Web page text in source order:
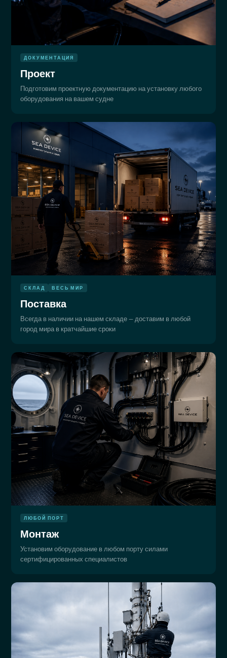
ДОКУМЕНТАЦИЯ
Проект
Подготовим проектную документацию на установку любого
оборудования на вашем судне
СКЛАД ВЕСЬ МИР
Поставка
Всегда в наличии на нашем складе — доставим в любой
город мира в кратчайшие сроки
ЛЮБОЙ ПОРТ
Монтаж
Установим оборудование в любом порту силами
сертифицированных специалистов